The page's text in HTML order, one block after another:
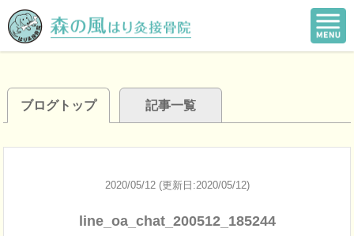
ブログトップ 記事一覧
2020/05/12 (更新日:2020/05/12)
line_oa_chat_200512_185244